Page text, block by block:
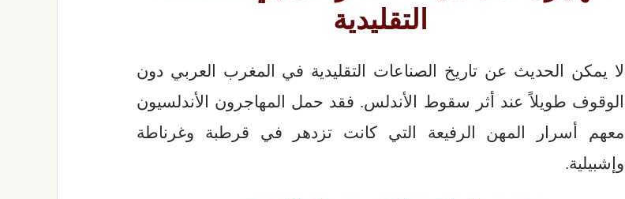
التقليدية
لا يمكن الحديث عن تاريخ الصناعات التقليدية في المغرب العربي دون
الوقوف طويلاً عند أثر سقوط الأندلس. فقد حمل المهاجرون الأندلسيون
معهم أسرار المهن الرفيعة التي كانت تزدهر في قرطبة وغرناطة
وإشبيلية.